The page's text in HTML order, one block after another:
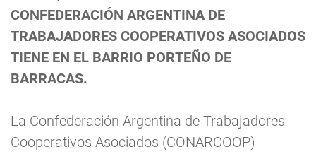
CONFEDERACIÓN ARGENTINA DE
TRABAJADORES COOPERATIVOS ASOCIADOS
TIENE EN EL BARRIO PORTEÑO DE
BARRACAS.
La Confederación Argentina de Trabajadores
Cooperativos Asociados (CONARCOOP)